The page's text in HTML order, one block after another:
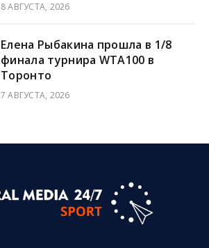
8 АВГУСТА, 2026
Елена Рыбакина прошла в 1/8
финала турнира WTA100 в
Торонто
7 АВГУСТА, 2026